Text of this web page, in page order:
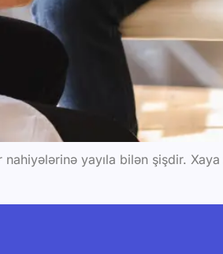
yayıla bilən şişdir.